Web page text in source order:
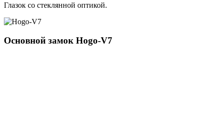
Глазок со стеклянной оптикой.
Основной замок Hogo-V7